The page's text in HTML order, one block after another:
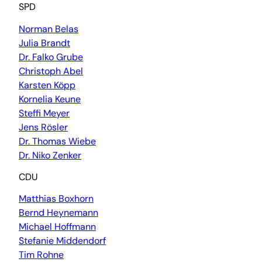
SPD
Norman Belas
Julia Brandt
Dr. Falko Grube
Christoph Abel
Karsten Köpp
Kornelia Keune
Steffi Meyer
Jens Rösler
Dr. Thomas Wiebe
Dr. Niko Zenker
CDU
Matthias Boxhorn
Bernd Heynemann
Michael Hoffmann
Stefanie Middendorf
Tim Rohne